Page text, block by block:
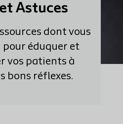
Astuces
dont vous
pour éduquer et
vos patients à
bons réflexes.